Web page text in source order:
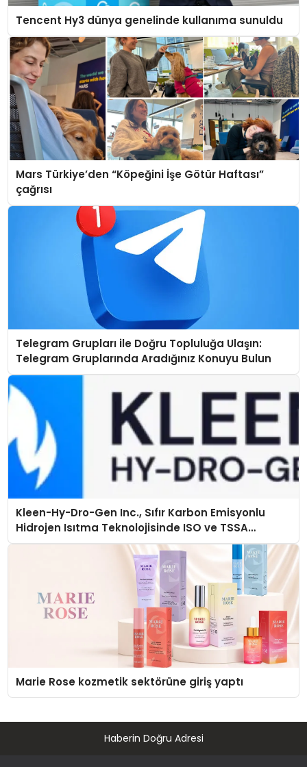
Tencent Hy3 dünya genelinde kullanıma sunuldu
Mars Türkiye’den “Köpeğini İşe Götür Haftası”
çağrısı
Telegram Grupları ile Doğru Topluluğa Ulaşın:
Telegram Gruplarında Aradığınız Konuyu Bulun
Kleen-Hy-Dro-Gen Inc., Sıfır Karbon Emisyonlu
Hidrojen Isıtma Teknolojisinde ISO ve TSSA
Düzenleyici Onaylarını Aldı
Marie Rose kozmetik sektörüne giriş yaptı
Haberin Doğru Adresi